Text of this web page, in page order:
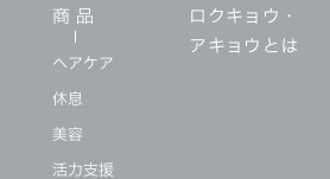
商 品
ヘアケア
休息
美容
活力支援
ロクキョウ・
アキョウとは